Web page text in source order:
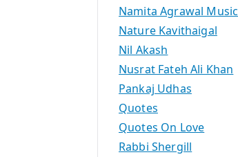
Namita Agrawal Music
Nature Kavithaigal
Nil Akash
Nusrat Fateh Ali Khan
Pankaj Udhas
Quotes
Quotes On Love
Rabbi Shergill